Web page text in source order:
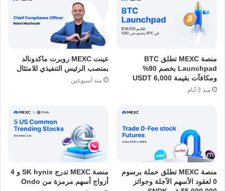
منصة MEXC تطلق BTC
Launchpad بخصم 90%
ومكافآت بقيمة 6,000 USDT
منذ 3 أيام
عينت MEXC روبرت ماكدونالد
بمنصب الرئيس التنفيذي للامتثال
منذ أسبوعين
منصة MEXC تطلق حملة برسوم
0 لعقود الأسهم الآجلة وجوائز
منصة MEXC تدرج SK hynix و 4
أزواج أسهم مرمزة من Ondo